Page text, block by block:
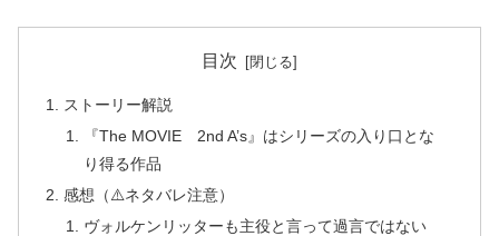
目次
ストーリー解説
『The MOVIE 2nd A’s』はシリーズの入り口とな
り得る作品
感想（⚠️ネタバレ注意）
ヴォルケンリッターも主役と言って過言ではない